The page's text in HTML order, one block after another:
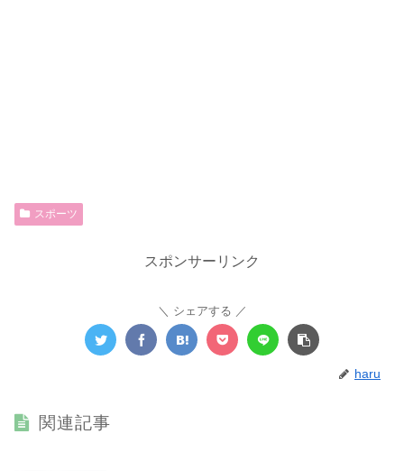
スポーツ
スポンサーリンク
シェアする
haru
関連記事